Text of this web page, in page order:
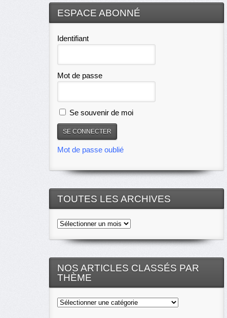
ESPACE ABONNÉ
Identifiant
Mot de passe
Se souvenir de moi
Mot de passe oublié
TOUTES LES ARCHIVES
Toutes
archives
NOS ARTICLES CLASSÉS PAR
THÈME
Nos